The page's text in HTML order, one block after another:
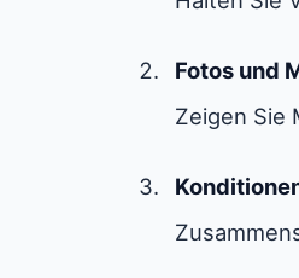
Fotos und
Zeigen Sie